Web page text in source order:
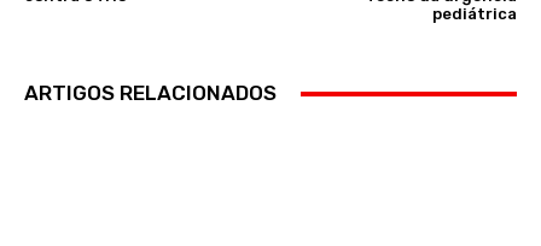
pediátrica
ARTIGOS RELACIONADOS